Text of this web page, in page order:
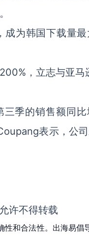
为韩国下载量
，立志与亚马
季的销售额同
表示，公
许不得转载
和合法性。出海易